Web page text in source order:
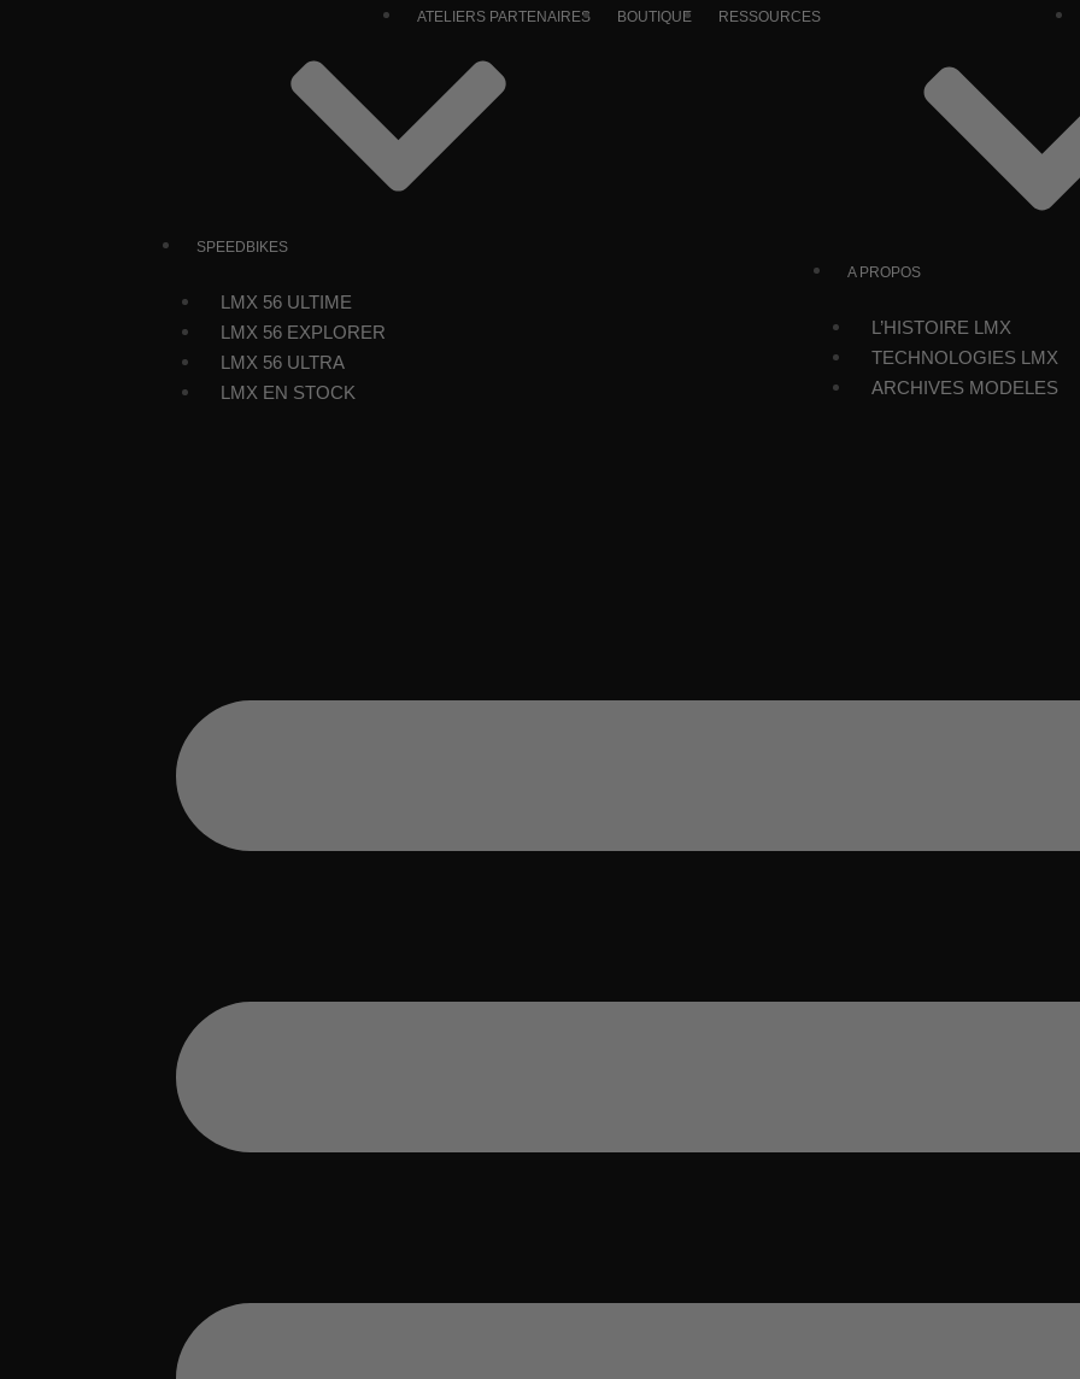
SPEEDBIKES
LMX 56 ULTIME
LMX 56 EXPLORER
LMX 56 ULTRA
LMX EN STOCK
ATELIERS PARTENAIRES BOUTIQUE RESSOURCES
A PROPOS
L’HISTOIRE LMX
TECHNOLOGIES LMX
ARCHIVES MODELES